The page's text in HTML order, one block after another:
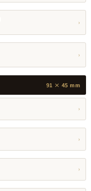
›
›
91 × 45 mm
›
›
›